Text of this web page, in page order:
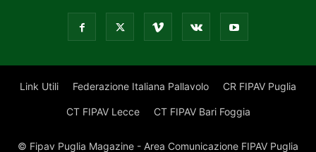
Link Utili Federazione Italiana Pallavolo CR FIPAV Puglia
CT FIPAV Lecce CT FIPAV Bari Foggia
© Fipav Puglia Magazine - Area Comunicazione FIPAV Puglia